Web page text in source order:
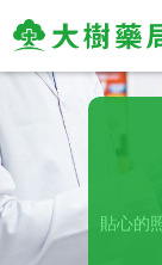
大
樹
連
鎖
貼心的